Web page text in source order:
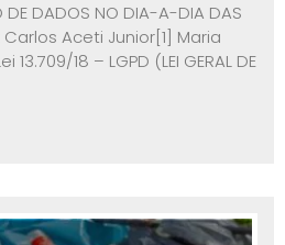
DE DADOS NO DIA-A-DIA DAS
Aceti Junior[1] Maria
18 – LGPD (LEI GERAL DE